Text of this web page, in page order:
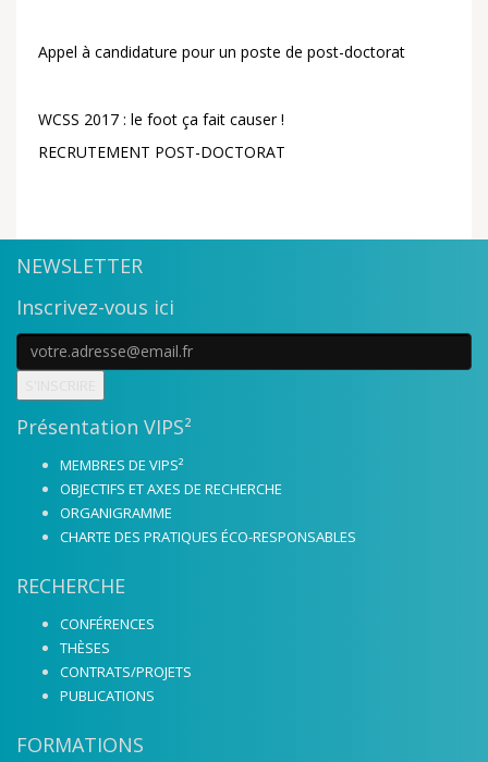
Appel à candidature pour un poste de post-doctorat
WCSS 2017 : le foot ça fait causer !
RECRUTEMENT POST-DOCTORAT
NEWSLETTER
Inscrivez-vous ici
Présentation VIPS²
MEMBRES DE VIPS²
OBJECTIFS ET AXES DE RECHERCHE
ORGANIGRAMME
CHARTE DES PRATIQUES ÉCO-RESPONSABLES
RECHERCHE
CONFÉRENCES
THÈSES
CONTRATS/PROJETS
PUBLICATIONS
FORMATIONS